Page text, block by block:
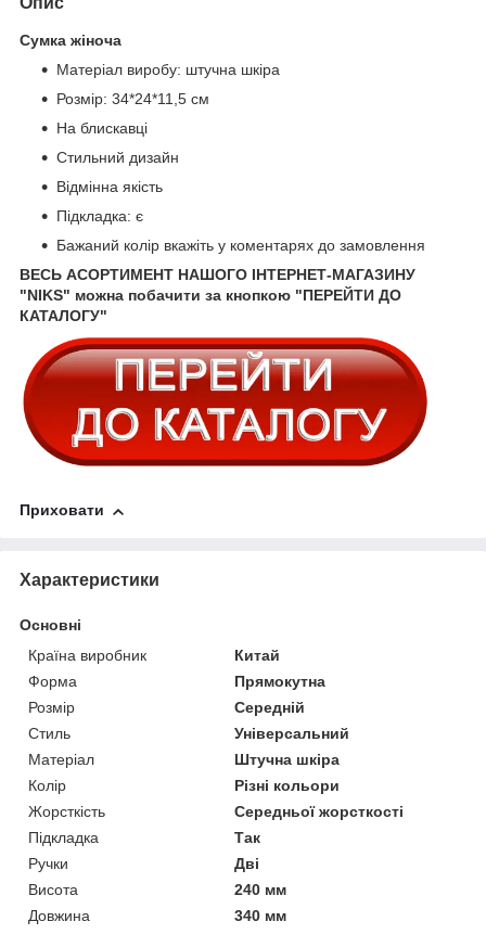
Сумка жіноча
Матеріал виробу: штучна шкіра
Розмір: 34*24*11,5 см
На блискавці
Стильний дизайн
Відмінна якість
Підкладка: є
Бажаний колір вкажіть у коментарях до замовлення
ВЕСЬ АСОРТИМЕНТ НАШОГО ІНТЕРНЕТ-МАГАЗИНУ
"NIKS" можна побачити за кнопкою "ПЕРЕЙТИ ДО
КАТАЛОГУ"
Приховати
Характеристики
Основні
Країна виробник
Китай
Форма
Прямокутна
Розмір
Середній
Стиль
Універсальний
Матеріал
Штучна шкіра
Колір
Різні кольори
Жорсткість
Середньої жорсткості
Підкладка
Так
Ручки
Дві
Висота
240 мм
Довжина
340 мм